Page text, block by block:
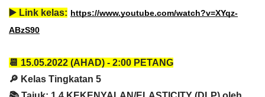
▶️ Link kelas: https://www.youtube.com/watch?v=XYqz-
ABzS90
📆 15.05.2022 (AHAD) - 2:00 PETANG
🔎 Kelas Tingkatan 5